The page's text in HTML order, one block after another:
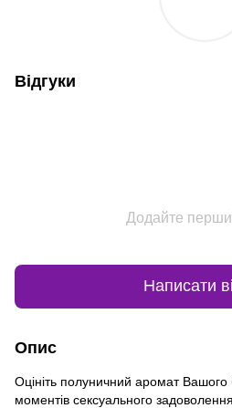
Відгуки
Додайте
Написати
Опис
Оцініть полуничний аромат
моментів сексуального